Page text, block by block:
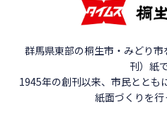
群馬県東部の桐生市・みどり
刊）紙
1945年の創刊以来、市民ととも
紙面づくりを行